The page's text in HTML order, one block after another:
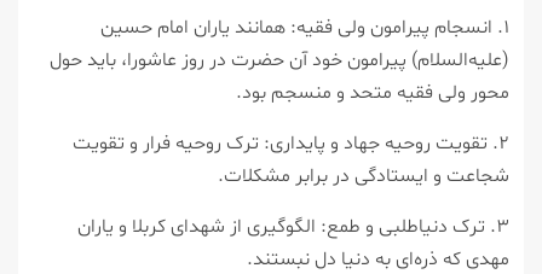
۱. انسجام پیرامون ولی فقیه: همانند یاران امام حسین
(علیه‌السلام) پیرامون خود آن حضرت در روز عاشورا، باید حول
محور ولی فقیه متحد و منسجم بود.
۲. تقویت روحیه جهاد و پایداری: ترک روحیه فرار و تقویت
شجاعت و ایستادگی در برابر مشکلات.
۳. ترک دنیاطلبی و طمع: الگوگیری از شهدای کربلا و یاران
مهدی که ذره‌ای به دنیا دل نبستند.